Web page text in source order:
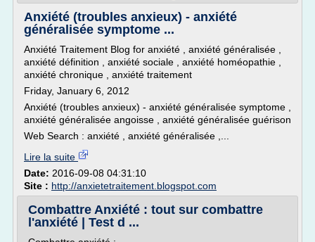
Anxiété (troubles anxieux) - anxiété
généralisée symptome ...
Anxiété Traitement Blog for anxiété , anxiété généralisée ,
anxiété définition , anxiété sociale , anxiété homéopathie ,
anxiété chronique , anxiété traitement
Friday, January 6, 2012
Anxiété (troubles anxieux) - anxiété généralisée symptome ,
anxiété généralisée angoisse , anxiété généralisée guérison
Web Search : anxiété , anxiété généralisée ,...
Lire la suite
Date: 2016-09-08 04:31:10
Site : http://anxietetraitement.blogspot.com
Combattre Anxiété : tout sur combattre
l'anxiété | Test d ...